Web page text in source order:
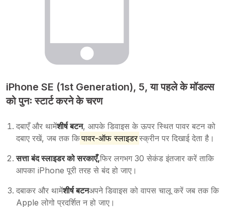
iPhone SE (1st Generation), 5, या पहले के मॉडल्स
को पुनः स्टार्ट करने के चरण
दबाएँ और थामेंशीर्ष बटन, आपके डिवाइस के ऊपर स्थित पावर बटन को
दबाए रखें, जब तक किपावर-ऑफ स्लाइडरस्क्रीन पर दिखाई देता है।
सत्ता बंद स्लाइडर को सरकाएँ,फिर लगभग 30 सेकंड इंतजार करें ताकि
आपका iPhone पूरी तरह से बंद हो जाए।
दबाकर और थामेंशीर्ष बटनअपने डिवाइस को वापस चालू करें जब तक कि
Apple लोगो प्रदर्शित न हो जाए।